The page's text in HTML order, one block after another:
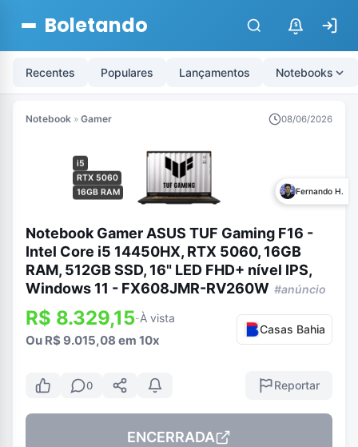
Boletando $
Recentes Populares Lançamentos Notebooks
Notebook » Gamer 08/06/2026
i5
RTX 5060
16GB RAM
Fernando H.
Notebook Gamer ASUS TUF Gaming F16 -
Intel Core i5 14450HX, RTX 5060, 16GB
RAM, 512GB SSD, 16" LED FHD+ nível IPS,
Windows 11 - FX608JMR-RV260W #anúncio
R$ 8.329,15-À vista
Ou R$ 9.015,08 em 10x
Casas Bahia
0 Reportar
ENCERRADA